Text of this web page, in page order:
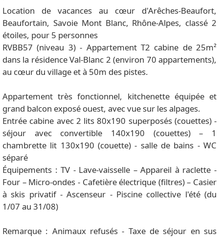
Location de vacances au cœur d'Arêches-Beaufort,
Beaufortain, Savoie Mont Blanc, Rhône-Alpes, classé 2
étoiles, pour 5 personnes
RVBB57 (niveau 3) - Appartement T2 cabine de 25m²
dans la résidence Val-Blanc 2 (environ 70 appartements),
au cœur du village et à 50m des pistes.
Appartement très fonctionnel, kitchenette équipée et
grand balcon exposé ouest, avec vue sur les alpages.
Entrée cabine avec 2 lits 80x190 superposés (couettes) -
séjour avec convertible 140x190 (couettes) – 1
chambrette lit 130x190 (couette) - salle de bains - WC
séparé
Équipements : TV - Lave-vaisselle – Appareil à raclette -
Four – Micro-ondes - Cafetière électrique (filtres) – Casier
à skis privatif - Ascenseur - Piscine collective l'été (du
1/07 au 31/08)
Remarque : Animaux refusés - Taxe de séjour en sus